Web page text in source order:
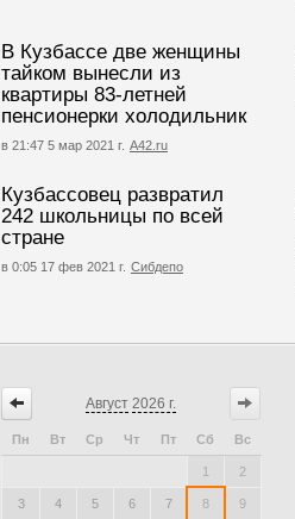
В Кузбассе две женщины
тайком вынесли из
квартиры 83-летней
пенсионерки холодильник
в 21:47 5 мар 2021 г. А42.ru
Кузбассовец развратил
242 школьницы по всей
стране
в 0:05 17 фев 2021 г. Сибдепо
Август 2026 г.
Пн Вт Ср Чт Пт Сб Вс
1 2
3 4 5 6 7 8 9